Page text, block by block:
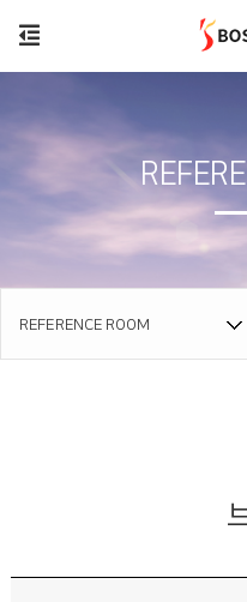
REFERENCE ROOM